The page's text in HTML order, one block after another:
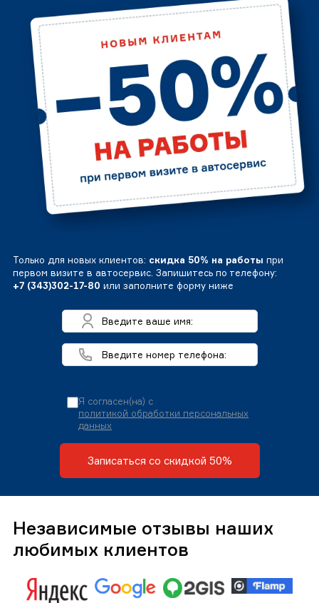
Только для новых клиентов: скидка 50% на работы при
первом визите в автосервис. Запишитесь по телефону:
+7 (343)302-17-80 или заполните форму ниже
Я согласен(на) с
политикой обработки персональных
данных
Записаться со скидкой 50%
Независимые отзывы наших
любимых клиентов